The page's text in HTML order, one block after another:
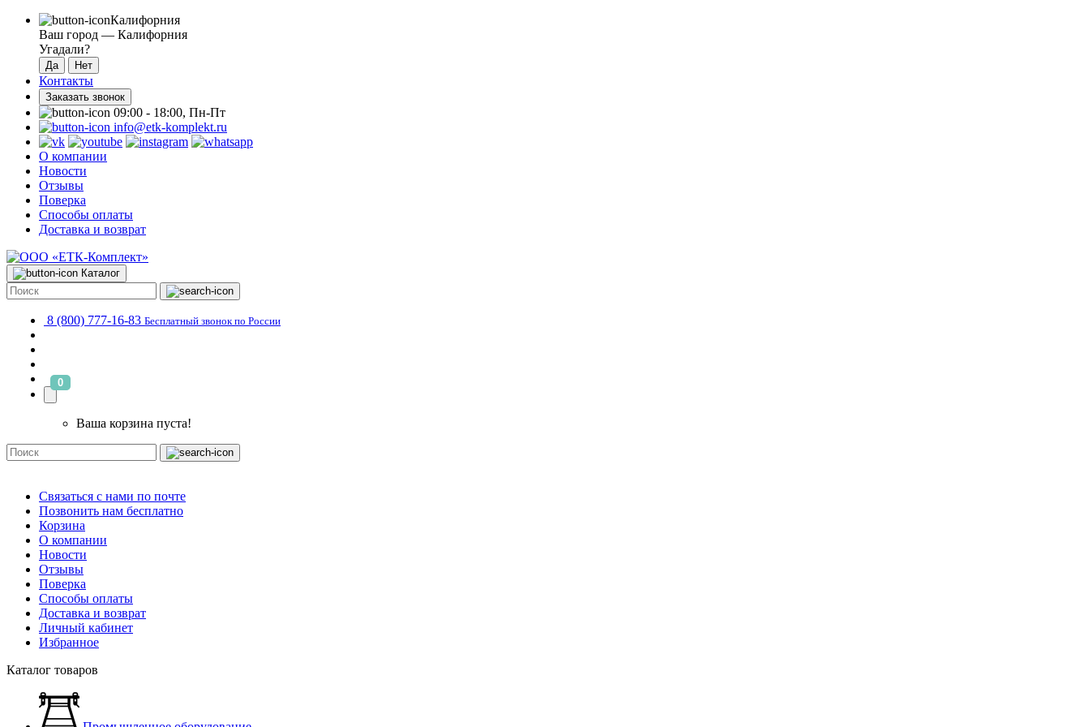
Калифорния
Ваш город — Калифорния
Угадали?
Контакты
Заказать звонок
09:00 - 18:00, Пн-Пт
info@etk-komplekt.ru
О компании
Новости
Отзывы
Поверка
Способы оплаты
Доставка и возврат
Каталог
8 (800) 777-16-83 Бесплатный звонок по России
0
Ваша корзина пуста!
Связаться с нами по почте
Позвонить нам бесплатно
Корзина
О компании
Новости
Отзывы
Поверка
Способы оплаты
Доставка и возврат
Личный кабинет
Избранное
Каталог товаров